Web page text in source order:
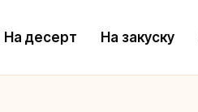
На десерт На закуску